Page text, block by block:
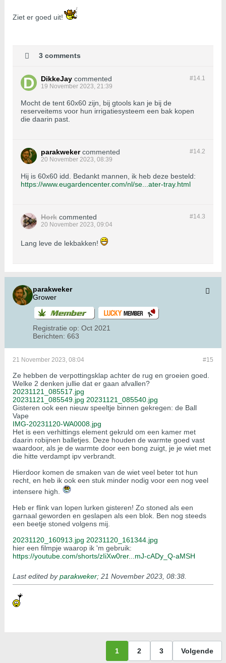
Ziet er goed uit!
3 comments
#14.1
DikkeJay commented
19 November 2023, 21:39
Mocht de tent 60x60 zijn, bij gtools kan je bij de
reserveitems voor hun irrigatiesysteem een bak kopen
die daarin past.
#14.2
parakweker commented
20 November 2023, 08:39
Hij is 60x60 idd. Bedankt mannen, ik heb deze besteld:
https://www.eugardencenter.com/nl/se...ater-tray.html
#14.3
Hork commented
20 November 2023, 09:04
Lang leve de lekbakken!
parakweker
Grower
Registratie op: Oct 2021
Berichten: 663
#15
21 November 2023, 08:04
Ze hebben de verpottingsklap achter de rug en groeien goed.
Welke 2 denken jullie dat er gaan afvallen?
20231121_085517.jpg
20231121_085549.jpg 20231121_085540.jpg
Gisteren ook een nieuw speeltje binnen gekregen: de Ball
Vape
IMG-20231120-WA0008.jpg
Het is een verhittings element gekruld om een kamer met
daarin robijnen balletjes. Deze houden de warmte goed vast
waardoor, als je de warmte door een bong zuigt, je je wiet met
die hitte verdampt ipv verbrandt.
Hierdoor komen de smaken van de wiet veel beter tot hun
recht, en heb ik ook een stuk minder nodig voor een nog veel
intensere high.
Heb er flink van lopen lurken gisteren! Zo stoned als een
garnaal geworden en geslapen als een blok. Ben nog steeds
een beetje stoned volgens mij.
20231120_160913.jpg 20231120_161344.jpg
hier een filmpje waarop ik 'm gebruik:
https://youtube.com/shorts/zIiXw0rer...mJ-cADy_Q-aMSH
Last edited byparakweker; 21 November 2023, 08:38
1 2 3 Volgende